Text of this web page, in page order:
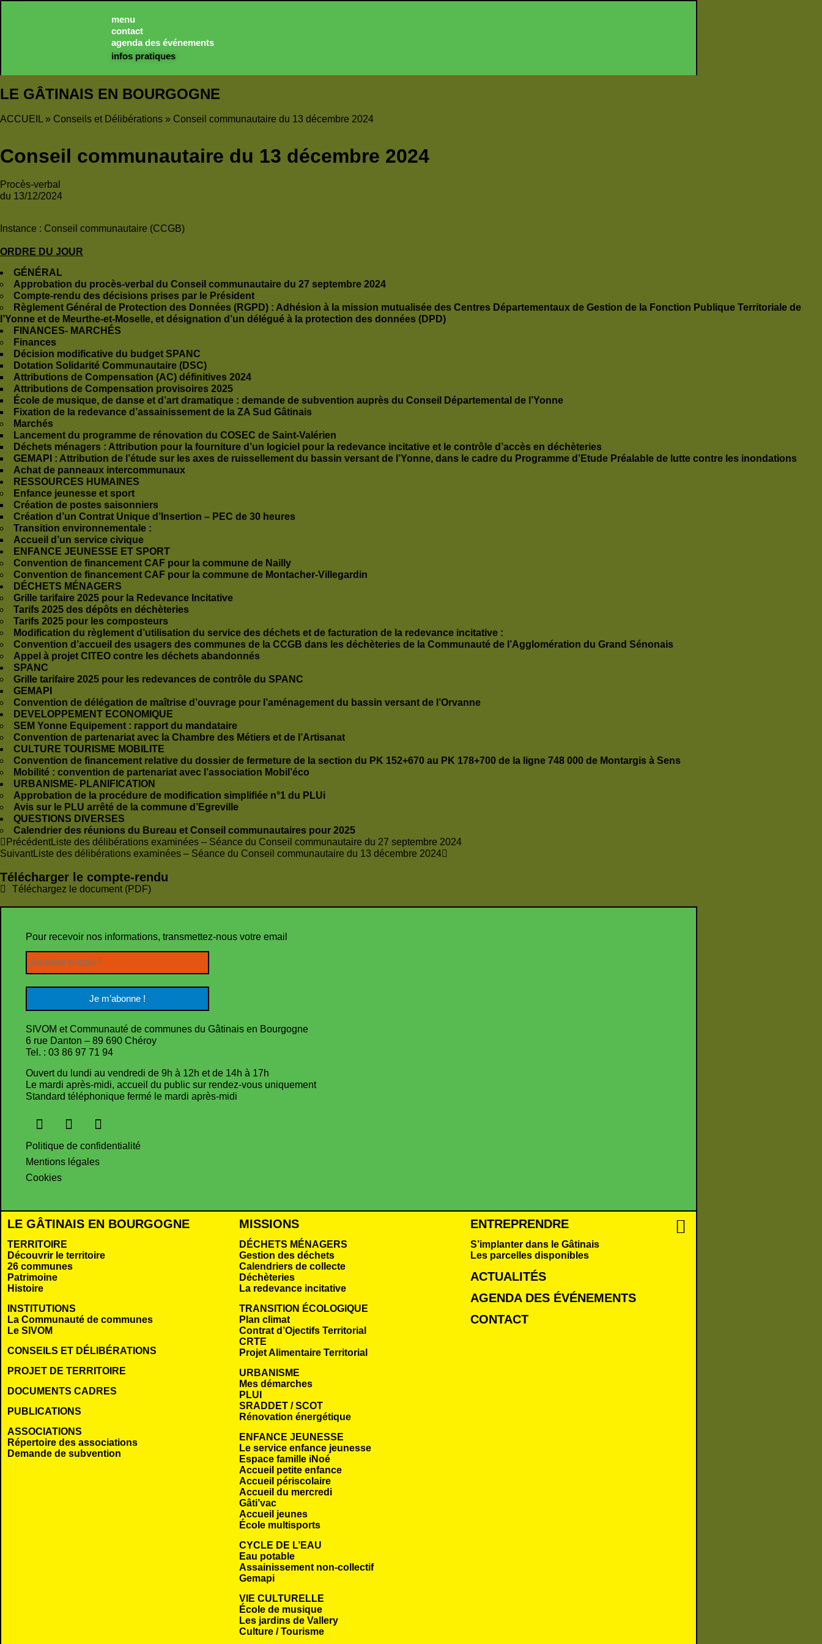
menu
contact
agenda des événements
infos pratiques
LE GÂTINAIS EN BOURGOGNE
ACCUEIL » Conseils et Délibérations » Conseil communautaire du 13 décembre 2024
Conseil communautaire du 13 décembre 2024
Procès-verbal
du 13/12/2024
Instance : Conseil communautaire (CCGB)
ORDRE DU JOUR
GÉNÉRAL
Approbation du procès-verbal du Conseil communautaire du 27 septembre 2024
Compte-rendu des décisions prises par le Président
Règlement Général de Protection des Données (RGPD) : Adhésion à la mission mutualisée des Centres Départementaux de Gestion de la Fonction Publique Territoriale de
l’Yonne et de Meurthe-et-Moselle, et désignation d’un délégué à la protection des données (DPD)
FINANCES- MARCHÉS
Finances
Décision modificative du budget SPANC
Dotation Solidarité Communautaire (DSC)
Attributions de Compensation (AC) définitives 2024
Attributions de Compensation provisoires 2025
École de musique, de danse et d’art dramatique : demande de subvention auprès du Conseil Départemental de l’Yonne
Fixation de la redevance d’assainissement de la ZA Sud Gâtinais
Marchés
Lancement du programme de rénovation du COSEC de Saint-Valérien
Déchets ménagers : Attribution pour la fourniture d’un logiciel pour la redevance incitative et le contrôle d’accès en déchèteries
GEMAPI : Attribution de l’étude sur les axes de ruissellement du bassin versant de l’Yonne, dans le cadre du Programme d’Etude Préalable de lutte contre les inondations
Achat de panneaux intercommunaux
RESSOURCES HUMAINES
Enfance jeunesse et sport
Création de postes saisonniers
Création d’un Contrat Unique d’Insertion – PEC de 30 heures
Transition environnementale :
Accueil d’un service civique
ENFANCE JEUNESSE ET SPORT
Convention de financement CAF pour la commune de Nailly
Convention de financement CAF pour la commune de Montacher-Villegardin
DÉCHETS MÉNAGERS
Grille tarifaire 2025 pour la Redevance Incitative
Tarifs 2025 des dépôts en déchèteries
Tarifs 2025 pour les composteurs
Modification du règlement d’utilisation du service des déchets et de facturation de la redevance incitative :
Convention d’accueil des usagers des communes de la CCGB dans les déchèteries de la Communauté de l’Agglomération du Grand Sénonais
Appel à projet CITEO contre les déchets abandonnés
SPANC
Grille tarifaire 2025 pour les redevances de contrôle du SPANC
GEMAPI
Convention de délégation de maîtrise d’ouvrage pour l’aménagement du bassin versant de l’Orvanne
DEVELOPPEMENT ECONOMIQUE
SEM Yonne Equipement : rapport du mandataire
Convention de partenariat avec la Chambre des Métiers et de l’Artisanat
CULTURE TOURISME MOBILITE
Convention de financement relative du dossier de fermeture de la section du PK 152+670 au PK 178+700 de la ligne 748 000 de Montargis à Sens
Mobilité : convention de partenariat avec l’association Mobil’éco
URBANISME- PLANIFICATION
Approbation de la procédure de modification simplifiée n°1 du PLUi
Avis sur le PLU arrêté de la commune d’Egreville
QUESTIONS DIVERSES
Calendrier des réunions du Bureau et Conseil communautaires pour 2025
PrécédentListe des délibérations examinées – Séance du Conseil communautaire du 27 septembre 2024
SuivantListe des délibérations examinées – Séance du Conseil communautaire du 13 décembre 2024
Télécharger le compte-rendu
Téléchargez le document (PDF)
Pour recevoir nos informations, transmettez-nous votre email
SIVOM et Communauté de communes du Gâtinais en Bourgogne
6 rue Danton – 89 690 Chéroy
Tel. : 03 86 97 71 94
Ouvert du lundi au vendredi de 9h à 12h et de 14h à 17h
Le mardi après-midi, accueil du public sur rendez-vous uniquement
Standard téléphonique fermé le mardi après-midi
Politique de confidentialité
Mentions légales
Cookies
LE GÂTINAIS EN BOURGOGNE
TERRITOIRE
Découvrir le territoire
26 communes
Patrimoine
Histoire
INSTITUTIONS
La Communauté de communes
Le SIVOM
CONSEILS ET DÉLIBÉRATIONS
PROJET DE TERRITOIRE
DOCUMENTS CADRES
PUBLICATIONS
ASSOCIATIONS
Répertoire des associations
Demande de subvention
MISSIONS
DÉCHETS MÉNAGERS
Gestion des déchets
Calendriers de collecte
Déchèteries
La redevance incitative
TRANSITION ÉCOLOGIQUE
Plan climat
Contrat d’Ojectifs Territorial
CRTE
Projet Alimentaire Territorial
URBANISME
Mes démarches
PLUI
SRADDET / SCOT
Rénovation énergétique
ENFANCE JEUNESSE
Le service enfance jeunesse
Espace famille iNoé
Accueil petite enfance
Accueil périscolaire
Accueil du mercredi
Gâti’vac
Accueil jeunes
École multisports
CYCLE DE L’EAU
Eau potable
Assainissement non-collectif
Gemapi
VIE CULTURELLE
École de musique
Les jardins de Vallery
Culture / Tourisme
ENTREPRENDRE
S’implanter dans le Gâtinais
Les parcelles disponibles
ACTUALITÉS
AGENDA DES ÉVÉNEMENTS
CONTACT